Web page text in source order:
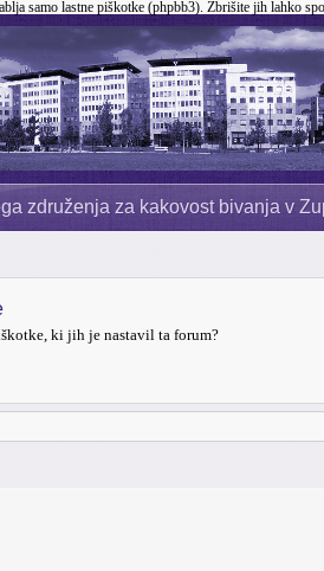
samo lastne piškotke (phpbb3). Zbrišite jih lahko
združenja za kakovost bivanja v
ki jih je nastavil ta forum?